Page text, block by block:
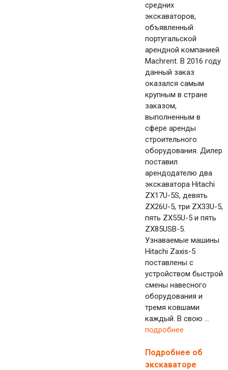
средних
экскаваторов,
объявленный
португальской
арендной компанией
Machrent. В 2016 году
данный заказ
оказался самым
крупным в стране
заказом,
выполненным в
сфере аренды
строительного
оборудования. Дилер
поставил
арендодателю два
экскаватора Hitachi
ZX17U-5S, девять
ZX26U-5, три ZX33U-5,
пять ZX55U-5 и пять
ZX85USB-5.
Узнаваемые машины
Hitachi Zaxis-5
поставлены с
устройством быстрой
смены навесного
оборудования и
тремя ковшами
каждый. В свою ...
подробнее
Подробнее об
экскаваторе